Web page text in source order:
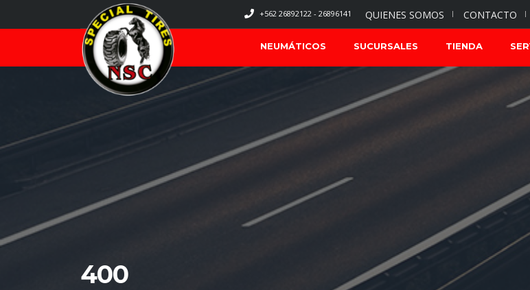
QUIENES SOMOS CONTACTO
+562 26892122 - 26896141
NEUMÁTICOS SUCURSALES TIENDA
400